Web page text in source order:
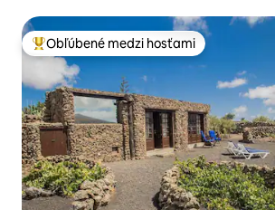
Najobľúbenejšie medzi hosťami
Obľúbené medzi hosťami